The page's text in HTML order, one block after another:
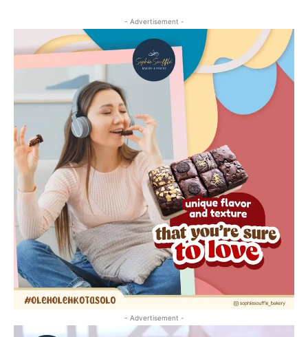
- Advertisement -
- Advertisement -